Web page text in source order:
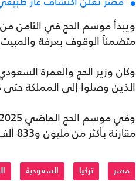
متضمناً الوقوف بعرفة
الذين وصلوا إلى المملكة حتى ذلك
مقارنة بأكثر من مليون و833 ألف حاج في موسم 2024، وفق بيانات الهيئة العامة للإحصاء السعودية.
مصر تركيا السعودية